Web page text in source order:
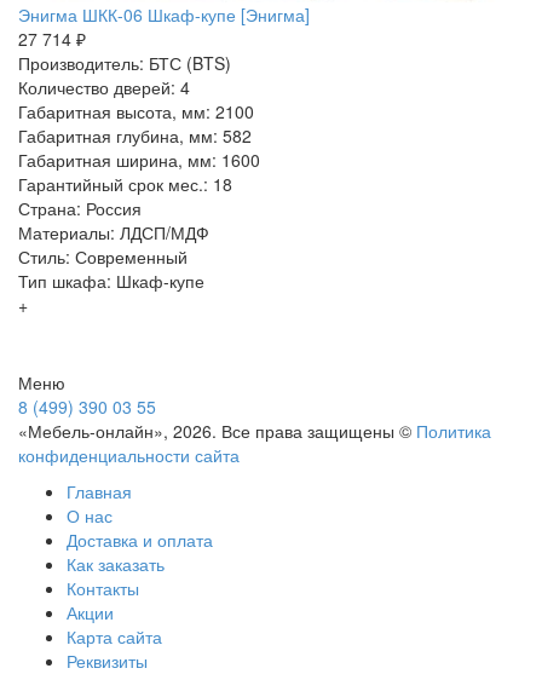
Энигма ШКК-06 Шкаф-купе [Энигма]
27 714 ₽
Производитель: БТС (BTS)
Количество дверей: 4
Габаритная высота, мм: 2100
Габаритная глубина, мм: 582
Габаритная ширина, мм: 1600
Гарантийный срок мес.: 18
Страна: Россия
Материалы: ЛДСП/МДФ
Стиль: Современный
Тип шкафа: Шкаф-купе
+
Меню
8 (499) 390 03 55
«Мебель-онлайн», 2026. Все права защищены © Политика
конфиденциальности сайта
Главная
О нас
Доставка и оплата
Как заказать
Контакты
Акции
Карта сайта
Реквизиты